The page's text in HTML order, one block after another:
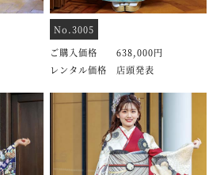
No.3005
ご購入価格 638,000円
レンタル価格 店頭発表